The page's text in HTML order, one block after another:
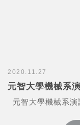
2020.11.27
元智大學機械系
元智大學機械系